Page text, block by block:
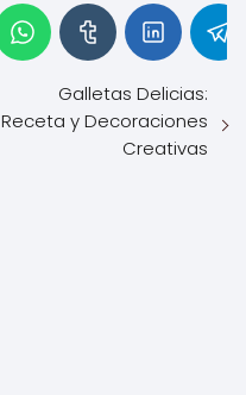
Galletas Delicias:
Receta y Decoraciones
Creativas